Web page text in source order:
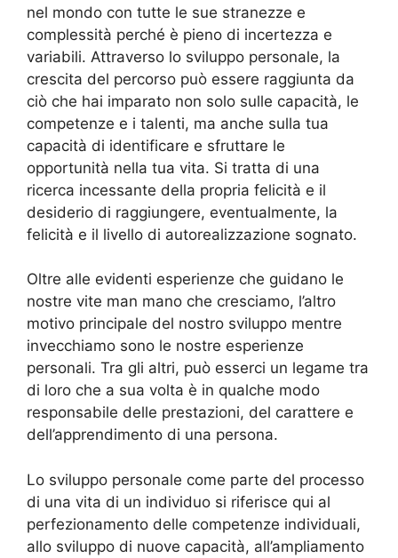
nel mondo con tutte le sue stranezze e
complessità perché è pieno di incertezza e
variabili. Attraverso lo sviluppo personale, la
crescita del percorso può essere raggiunta da
ciò che hai imparato non solo sulle capacità, le
competenze e i talenti, ma anche sulla tua
capacità di identificare e sfruttare le
opportunità nella tua vita. Si tratta di una
ricerca incessante della propria felicità e il
desiderio di raggiungere, eventualmente, la
felicità e il livello di autorealizzazione sognato.
Oltre alle evidenti esperienze che guidano le
nostre vite man mano che cresciamo, l’altro
motivo principale del nostro sviluppo mentre
invecchiamo sono le nostre esperienze
personali. Tra gli altri, può esserci un legame tra
di loro che a sua volta è in qualche modo
responsabile delle prestazioni, del carattere e
dell’apprendimento di una persona.
Lo sviluppo personale come parte del processo
di una vita di un individuo si riferisce qui al
perfezionamento delle competenze individuali,
allo sviluppo di nuove capacità, all’ampliamento